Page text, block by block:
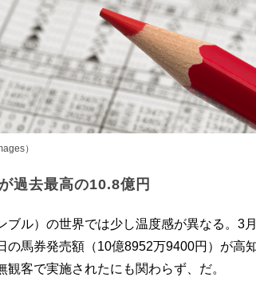
）
過去最高の10.8億円
ル）の世界では少し温度感が異なる。3
の馬券発売額（10億8952万9400円）が高
観客で実施されたにも関わらず、だ。